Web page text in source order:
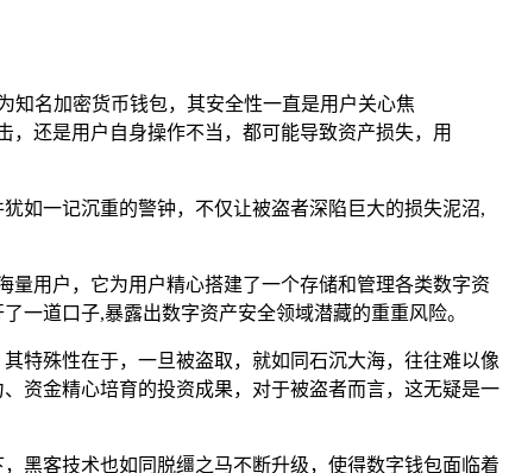
知名加密货币钱包，其安全性一直是用户关心焦
还是用户自身操作不当，都可能导致资产损失，用
如一记沉重的警钟，不仅让被盗者深陷巨大的损失泥沼,
量用户，它为用户精心搭建了一个存储和管理各类数字资
一道口子,暴露出数字资产安全领域潜藏的重重风险。
特殊性在于，一旦被盗取，就如同石沉大海，往往难以像
资金精心培育的投资成果，对于被盗者而言，这无疑是一
黑客技术也如同脱缰之马不断升级，使得数字钱包面临着